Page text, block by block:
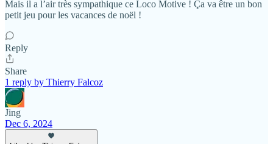
Mais il a l’air très sympathique ce Loco Motive ! Ça va être un bon
petit jeu pour les vacances de noël !
Reply
Share
1 reply by Thierry Falcoz
Jing
Dec 6, 2024